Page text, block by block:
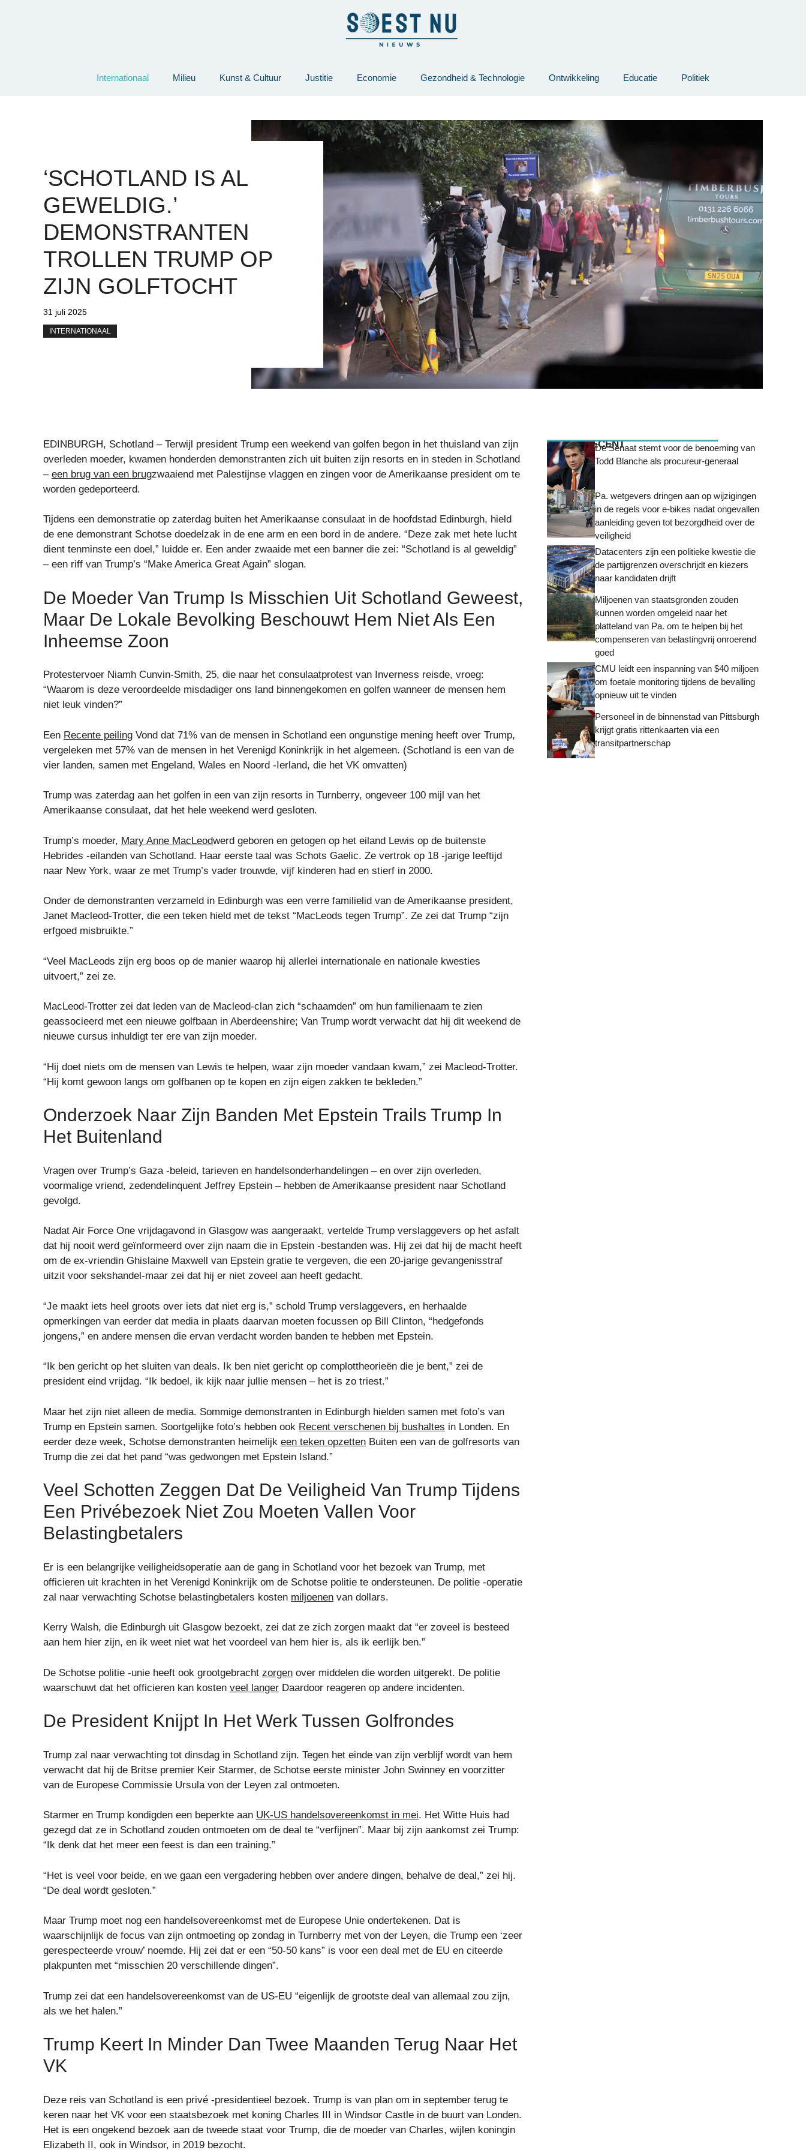
Internationaal Milieu Kunst & Cultuur Justitie Economie Gezondheid & Technologie Ontwikkeling Educatie Politiek
‘SCHOTLAND IS AL
GEWELDIG.’
DEMONSTRANTEN
TROLLEN TRUMP OP
ZIJN GOLFTOCHT
31 juli 2025
INTERNATIONAAL
EDINBURGH, Schotland – Terwijl president Trump een weekend van golfen begon in het thuisland van zijn
overleden moeder, kwamen honderden demonstranten zich uit buiten zijn resorts en in steden in Schotland
– een brug van een brugzwaaiend met Palestijnse vlaggen en zingen voor de Amerikaanse president om te
worden gedeporteerd.
Tijdens een demonstratie op zaterdag buiten het Amerikaanse consulaat in de hoofdstad Edinburgh, hield
de ene demonstrant Schotse doedelzak in de ene arm en een bord in de andere. “Deze zak met hete lucht
dient tenminste een doel,” luidde er. Een ander zwaaide met een banner die zei: “Schotland is al geweldig”
– een riff van Trump’s “Make America Great Again” slogan.
De Moeder Van Trump Is Misschien Uit Schotland Geweest,
Maar De Lokale Bevolking Beschouwt Hem Niet Als Een
Inheemse Zoon
Protestervoer Niamh Cunvin-Smith, 25, die naar het consulaatprotest van Inverness reisde, vroeg:
“Waarom is deze veroordeelde misdadiger ons land binnengekomen en golfen wanneer de mensen hem
niet leuk vinden?”
Een Recente peiling Vond dat 71% van de mensen in Schotland een ongunstige mening heeft over Trump,
vergeleken met 57% van de mensen in het Verenigd Koninkrijk in het algemeen. (Schotland is een van de
vier landen, samen met Engeland, Wales en Noord -Ierland, die het VK omvatten)
Trump was zaterdag aan het golfen in een van zijn resorts in Turnberry, ongeveer 100 mijl van het
Amerikaanse consulaat, dat het hele weekend werd gesloten.
Trump’s moeder, Mary Anne MacLeodwerd geboren en getogen op het eiland Lewis op de buitenste
Hebrides -eilanden van Schotland. Haar eerste taal was Schots Gaelic. Ze vertrok op 18 -jarige leeftijd
naar New York, waar ze met Trump’s vader trouwde, vijf kinderen had en stierf in 2000.
Onder de demonstranten verzameld in Edinburgh was een verre familielid van de Amerikaanse president,
Janet Macleod-Trotter, die een teken hield met de tekst “MacLeods tegen Trump”. Ze zei dat Trump “zijn
erfgoed misbruikte.”
“Veel MacLeods zijn erg boos op de manier waarop hij allerlei internationale en nationale kwesties
uitvoert,” zei ze.
MacLeod-Trotter zei dat leden van de Macleod-clan zich “schaamden” om hun familienaam te zien
geassocieerd met een nieuwe golfbaan in Aberdeenshire; Van Trump wordt verwacht dat hij dit weekend de
nieuwe cursus inhuldigt ter ere van zijn moeder.
“Hij doet niets om de mensen van Lewis te helpen, waar zijn moeder vandaan kwam,” zei Macleod-Trotter.
“Hij komt gewoon langs om golfbanen op te kopen en zijn eigen zakken te bekleden.”
Onderzoek Naar Zijn Banden Met Epstein Trails Trump In
Het Buitenland
Vragen over Trump’s Gaza -beleid, tarieven en handelsonderhandelingen – en over zijn overleden,
voormalige vriend, zedendelinquent Jeffrey Epstein – hebben de Amerikaanse president naar Schotland
gevolgd.
Nadat Air Force One vrijdagavond in Glasgow was aangeraakt, vertelde Trump verslaggevers op het asfalt
dat hij nooit werd geïnformeerd over zijn naam die in Epstein -bestanden was. Hij zei dat hij de macht heeft
om de ex-vriendin Ghislaine Maxwell van Epstein gratie te vergeven, die een 20-jarige gevangenisstraf
uitzit voor sekshandel-maar zei dat hij er niet zoveel aan heeft gedacht.
“Je maakt iets heel groots over iets dat niet erg is,” schold Trump verslaggevers, en herhaalde
opmerkingen van eerder dat media in plaats daarvan moeten focussen op Bill Clinton, “hedgefonds
jongens,” en andere mensen die ervan verdacht worden banden te hebben met Epstein.
“Ik ben gericht op het sluiten van deals. Ik ben niet gericht op complottheorieën die je bent,” zei de
president eind vrijdag. “Ik bedoel, ik kijk naar jullie mensen – het is zo triest.”
Maar het zijn niet alleen de media. Sommige demonstranten in Edinburgh hielden samen met foto’s van
Trump en Epstein samen. Soortgelijke foto’s hebben ook Recent verschenen bij bushaltes in Londen. En
eerder deze week, Schotse demonstranten heimelijk een teken opzetten Buiten een van de golfresorts van
Trump die zei dat het pand “was gedwongen met Epstein Island.”
Veel Schotten Zeggen Dat De Veiligheid Van Trump Tijdens
Een Privébezoek Niet Zou Moeten Vallen Voor
Belastingbetalers
Er is een belangrijke veiligheidsoperatie aan de gang in Schotland voor het bezoek van Trump, met
officieren uit krachten in het Verenigd Koninkrijk om de Schotse politie te ondersteunen. De politie -operatie
zal naar verwachting Schotse belastingbetalers kosten miljoenen van dollars.
Kerry Walsh, die Edinburgh uit Glasgow bezoekt, zei dat ze zich zorgen maakt dat “er zoveel is besteed
aan hem hier zijn, en ik weet niet wat het voordeel van hem hier is, als ik eerlijk ben.”
De Schotse politie -unie heeft ook grootgebracht zorgen over middelen die worden uitgerekt. De politie
waarschuwt dat het officieren kan kosten veel langer Daardoor reageren op andere incidenten.
De President Knijpt In Het Werk Tussen Golfrondes
Trump zal naar verwachting tot dinsdag in Schotland zijn. Tegen het einde van zijn verblijf wordt van hem
verwacht dat hij de Britse premier Keir Starmer, de Schotse eerste minister John Swinney en voorzitter
van de Europese Commissie Ursula von der Leyen zal ontmoeten.
Starmer en Trump kondigden een beperkte aan UK-US handelsovereenkomst in mei. Het Witte Huis had
gezegd dat ze in Schotland zouden ontmoeten om de deal te “verfijnen”. Maar bij zijn aankomst zei Trump:
“Ik denk dat het meer een feest is dan een training.”
“Het is veel voor beide, en we gaan een vergadering hebben over andere dingen, behalve de deal,” zei hij.
“De deal wordt gesloten.”
Maar Trump moet nog een handelsovereenkomst met de Europese Unie ondertekenen. Dat is
waarschijnlijk de focus van zijn ontmoeting op zondag in Turnberry met von der Leyen, die Trump een ‘zeer
gerespecteerde vrouw’ noemde. Hij zei dat er een “50-50 kans” is voor een deal met de EU en citeerde
plakpunten met “misschien 20 verschillende dingen”.
Trump zei dat een handelsovereenkomst van de US-EU “eigenlijk de grootste deal van allemaal zou zijn,
als we het halen.”
Trump Keert In Minder Dan Twee Maanden Terug Naar Het
VK
Deze reis van Schotland is een privé -presidentieel bezoek. Trump is van plan om in september terug te
keren naar het VK voor een staatsbezoek met koning Charles III in Windsor Castle in de buurt van Londen.
Het is een ongekend bezoek aan de tweede staat voor Trump, die de moeder van Charles, wijlen koningin
Elizabeth II, ook in Windsor, in 2019 bezocht.
MEEST RECENTDe Senaat stemt voor de benoeming van
Todd Blanche als procureur-generaal
Pa. wetgevers dringen aan op wijzigingen
in de regels voor e-bikes nadat ongevallen
aanleiding geven tot bezorgdheid over de
veiligheid
Datacenters zijn een politieke kwestie die
de partijgrenzen overschrijdt en kiezers
naar kandidaten drijft
Miljoenen van staatsgronden zouden
kunnen worden omgeleid naar het
platteland van Pa. om te helpen bij het
compenseren van belastingvrij onroerend
goed
CMU leidt een inspanning van $40 miljoen
om foetale monitoring tijdens de bevalling
opnieuw uit te vinden
Personeel in de binnenstad van Pittsburgh
krijgt gratis rittenkaarten via een
transitpartnerschap